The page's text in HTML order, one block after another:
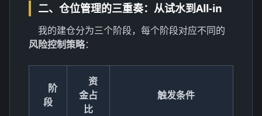
二、仓位管理的三重奏：从试水到All-in
我的建仓分为三个阶段，每个阶段对应不同的
风险控制策略：
阶
段
资
金占
比
触发条件